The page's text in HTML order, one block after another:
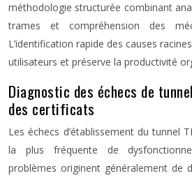
méthodologie structurée combinant
trames et compréhension des
L’identification rapide des causes
utilisateurs et préserve la productivité
Diagnostic des échecs de
des certificats
Les échecs d’établissement du tunnel
la plus fréquente de
problèmes originent généralement de